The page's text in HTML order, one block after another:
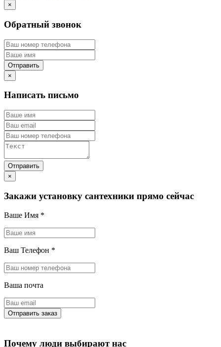
×
Обратный звонок
×
Написать письмо
×
Закажи установку сантехники прямо сейчас
Ваше Имя *
Ваш Телефон *
Ваша почта
Почему люди выбирают нас